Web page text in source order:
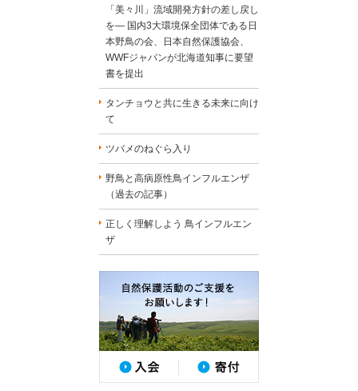
「美々川」流域開発方針の差し戻し
を― 国内3大環境保全団体である日
本野鳥の会、日本自然保護協会、
WWFジャパンが北海道知事に要望
書を提出
タンチョウと共に生きる未来に向け
て
ツバメのねぐら入り
野鳥と高病原性鳥インフルエンザ
（過去の記事）
正しく理解しよう 鳥インフルエン
ザ